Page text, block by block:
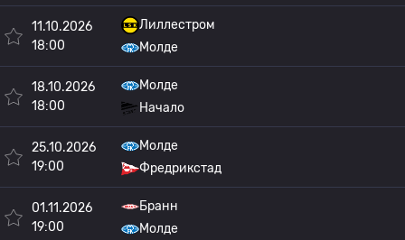
11.10.2026
18:00
Лиллестром
Молде
18.10.2026
18:00
Молде
Начало
25.10.2026
19:00
Молде
Фредрикстад
01.11.2026
19:00
Бранн
Молде